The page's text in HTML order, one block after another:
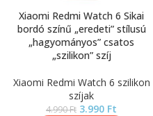
Xiaomi Redmi Watch 6 Sikai
bordó színű „eredeti” stílusú
„hagyományos” csatos
„szilikon” szíj
Xiaomi Redmi Watch 6 szilikon
szíjak
4.990Ft 3.990 Ft